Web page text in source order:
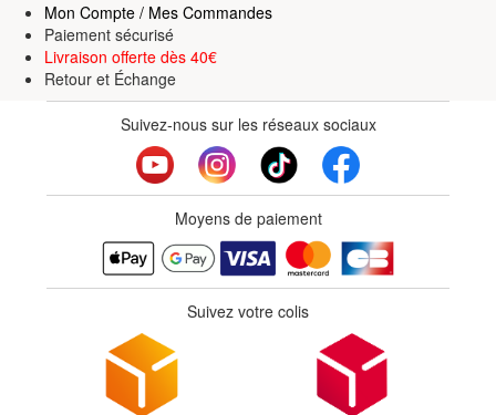
Mon Compte / Mes Commandes
Paiement sécurisé
Livraison offerte dès 40€
Retour et Échange
Suivez-nous sur les réseaux sociaux
Moyens de paiement
Suivez votre colis